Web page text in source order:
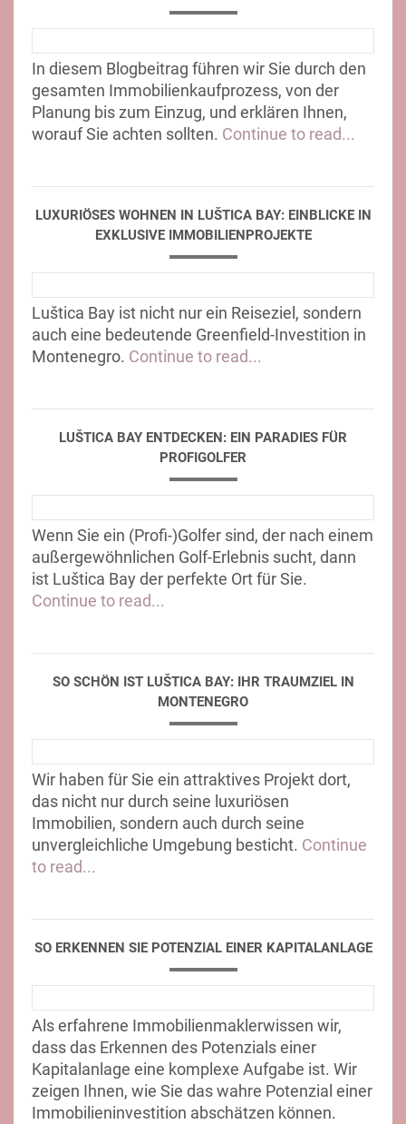
In diesem Blogbeitrag führen wir Sie durch den
gesamten Immobilienkaufprozess, von der
Planung bis zum Einzug, und erklären Ihnen,
worauf Sie achten sollten. Continue to read...
LUXURIÖSES WOHNEN IN LUŠTICA BAY: EINBLICKE IN
EXKLUSIVE IMMOBILIENPROJEKTE
Luštica Bay ist nicht nur ein Reiseziel, sondern
auch eine bedeutende Greenfield-Investition in
Montenegro. Continue to read...
LUŠTICA BAY ENTDECKEN: EIN PARADIES FÜR
PROFIGOLFER
Wenn Sie ein (Profi-)Golfer sind, der nach einem
außergewöhnlichen Golf-Erlebnis sucht, dann
ist Luštica Bay der perfekte Ort für Sie.
Continue to read...
SO SCHÖN IST LUŠTICA BAY: IHR TRAUMZIEL IN
MONTENEGRO
Wir haben für Sie ein attraktives Projekt dort,
das nicht nur durch seine luxuriösen
Immobilien, sondern auch durch seine
unvergleichliche Umgebung besticht. Continue
to read...
SO ERKENNEN SIE POTENZIAL EINER KAPITALANLAGE
Als erfahrene Immobilienmaklerwissen wir,
dass das Erkennen des Potenzials einer
Kapitalanlage eine komplexe Aufgabe ist. Wir
zeigen Ihnen, wie Sie das wahre Potenzial einer
Immobilieninvestition abschätzen können.